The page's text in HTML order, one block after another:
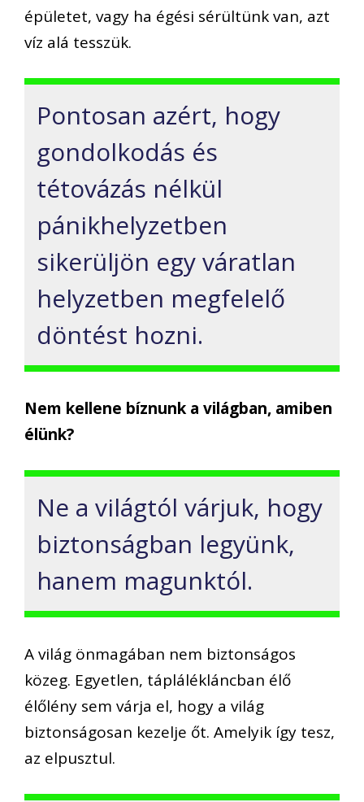
épületet, vagy ha égési sérültünk van, azt
víz alá tesszük.
Pontosan azért, hogy
gondolkodás és
tétovázás nélkül
pánikhelyzetben
sikerüljön egy váratlan
helyzetben megfelelő
döntést hozni.
Nem kellene bíznunk a világban, amiben
élünk?
Ne a világtól várjuk, hogy
biztonságban legyünk,
hanem magunktól.
A világ önmagában nem biztonságos
közeg. Egyetlen, táplálékláncban élő
élőlény sem várja el, hogy a világ
biztonságosan kezelje őt. Amelyik így tesz,
az elpusztul.